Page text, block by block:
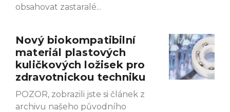
obsahovat zastaralé
Nový biokompatibilní
materiál plastových
kuličkových ložisek pro
zdravotnickou techniku
POZOR, zobrazili jste si článek z
archivu našeho původního